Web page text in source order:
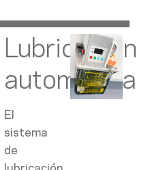
Lubricación
automática
El
sistema
de